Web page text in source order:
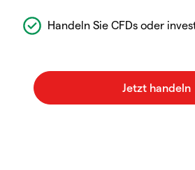
Handeln Sie CFDs oder